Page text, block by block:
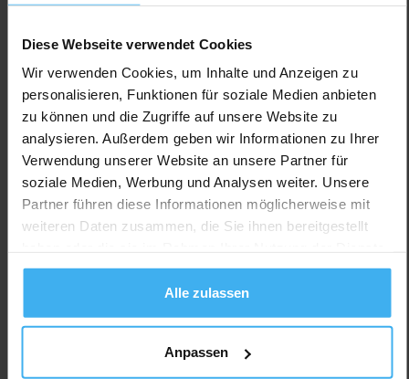
Diese Webseite verwendet Cookies
Wir verwenden Cookies, um Inhalte und Anzeigen zu
personalisieren, Funktionen für soziale Medien anbieten
zu können und die Zugriffe auf unsere Website zu
analysieren. Außerdem geben wir Informationen zu Ihrer
Verwendung unserer Website an unsere Partner für
soziale Medien, Werbung und Analysen weiter. Unsere
Partner führen diese Informationen möglicherweise mit
weiteren Daten zusammen, die Sie ihnen bereitgestellt
gesammelt haben.
Alle zulassen
Anpassen